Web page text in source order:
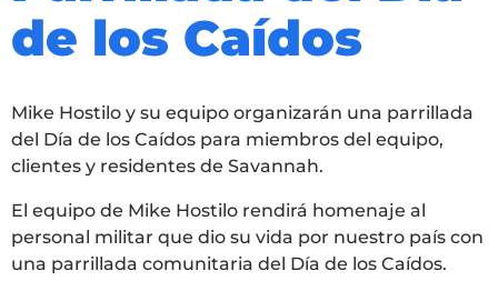
de los Caídos
Mike Hostilo y su equipo organizarán una parrillada
del Día de los Caídos para miembros del equipo,
clientes y residentes de Savannah.
El equipo de Mike Hostilo rendirá homenaje al
personal militar que dio su vida por nuestro país con
una parrillada comunitaria del Día de los Caídos.